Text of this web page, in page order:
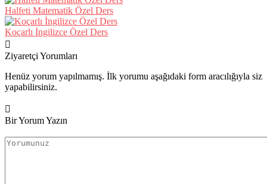
Halfeti Matematik Özel Ders
Koçarlı İngilizce Özel Ders
Ziyaretçi Yorumları
Henüz yorum yapılmamış. İlk yorumu aşağıdaki form aracılığıyla siz
yapabilirsiniz.
Bir Yorum Yazın